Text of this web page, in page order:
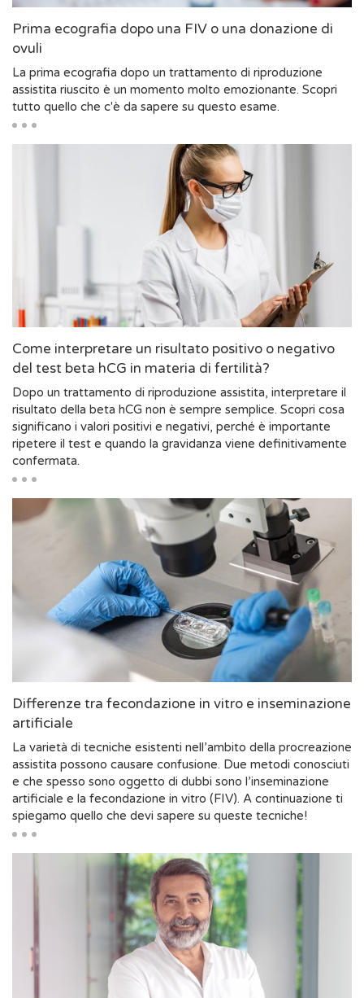
Prima ecografia dopo una FIV o una donazione di
ovuli
La prima ecografia dopo un trattamento di riproduzione
assistita riuscito è un momento molto emozionante. Scopri
tutto quello che c'è da sapere su questo esame.
Come interpretare un risultato positivo o negativo
del test beta hCG in materia di fertilità?
Dopo un trattamento di riproduzione assistita, interpretare il
risultato della beta hCG non è sempre semplice. Scopri cosa
significano i valori positivi e negativi, perché è importante
ripetere il test e quando la gravidanza viene definitivamente
confermata.
Differenze tra fecondazione in vitro e inseminazione
artificiale
La varietà di tecniche esistenti nell’ambito della procreazione
assistita possono causare confusione. Due metodi conosciuti
e che spesso sono oggetto di dubbi sono l’inseminazione
artificiale e la fecondazione in vitro (FIV). A continuazione ti
spiegamo quello che devi sapere su queste tecniche!